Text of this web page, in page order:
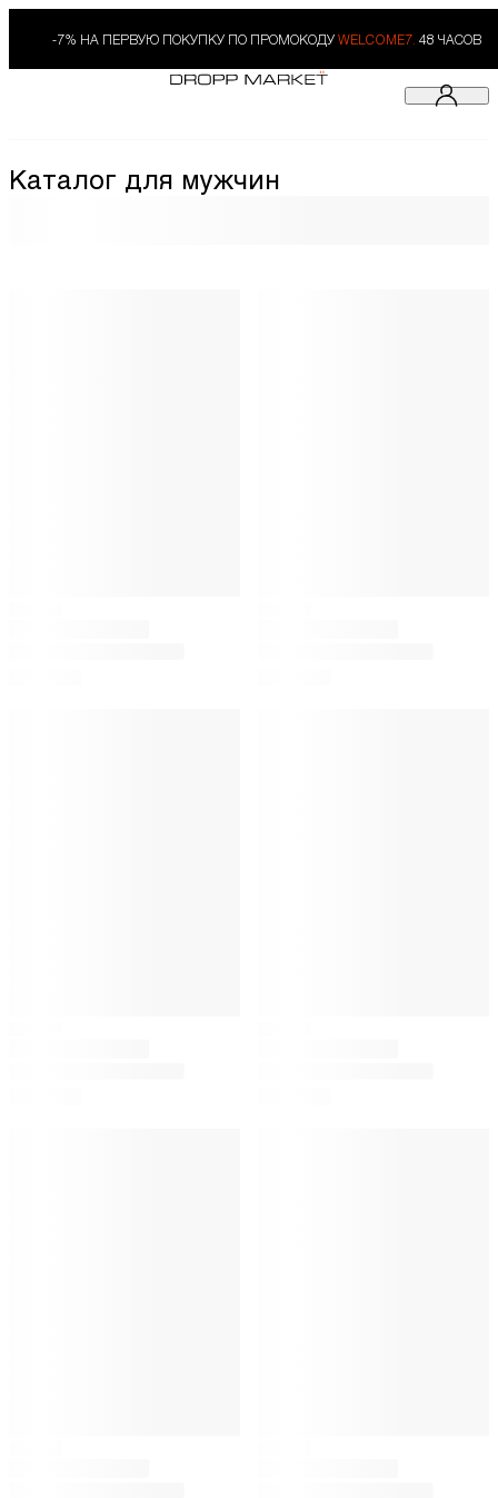
-7% НА ПЕРВУЮ ПОКУПКУ ПО ПРОМОКОДУ WELCOME7. 48 ЧАСОВ
Каталог для мужчин